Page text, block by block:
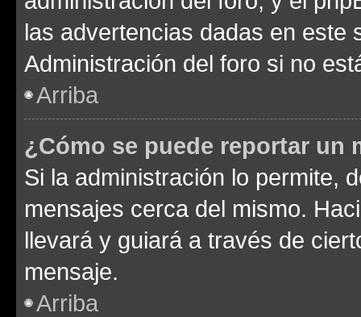
las advertencias dadas en este
Administración del foro si no
Arriba
¿Cómo se puede reportar un
Si la administración lo permite,
mensajes cerca del mismo.
llevará y guiará a través de
mensaje.
Arriba